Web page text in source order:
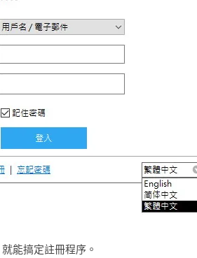
能搞定註冊程序。